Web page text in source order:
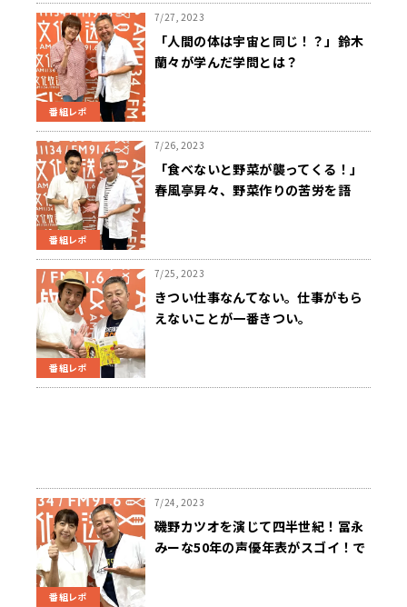
番組レポ
7/27, 2023
「人間の体は宇宙と同じ！？」鈴木
蘭々が学んだ学問とは？
番組レポ
7/26, 2023
「食べないと野菜が襲ってくる！」
春風亭昇々、野菜作りの苦労を語
番組レポ
7/25, 2023
きつい仕事なんてない。仕事がもら
えないことが一番きつい。
番組レポ
7/24, 2023
磯野カツオを演じて四半世紀！冨永
みーな50年の声優年表がスゴイ！で